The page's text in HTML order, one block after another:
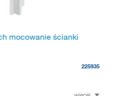
mocowanie ścianki
225935